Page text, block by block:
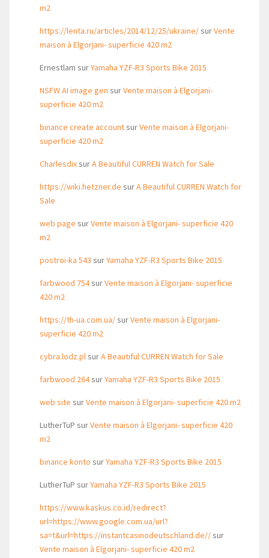
m2
https://lenta.ru/articles/2014/12/25/ukraine/surVente
maison à Elgorjani- superficie 420 m2
Ernestlam surYamaha YZF-R3 Sports Bike 2015
NSFW AI image gen surVente maison à Elgorjani-
superficie 420 m2
binance create accountsurVente maison à Elgorjani-
superficie 420 m2
CharlesdixsurA Beautiful CURREN Watch for Sale
https://wiki.hetzner.de surA Beautiful CURREN Watch for
Sale
web page surVente maison à Elgorjani- superficie 420
m2
postroi-ka 543 surYamaha YZF-R3 Sports Bike 2015
farbwood 754surVente maison à Elgorjani- superficie
420 m2
https://th-ua.com.ua/surVente maison à Elgorjani-
superficie 420 m2
cybra.lodz.plsurA Beautiful CURREN Watch for Sale
farbwood 264surYamaha YZF-R3 Sports Bike 2015
web site surVente maison à Elgorjani- superficie 420 m2
LutherTuP surVente maison à Elgorjani- superficie 420
m2
binance konto surYamaha YZF-R3 Sports Bike 2015
LutherTuP surYamaha YZF-R3 Sports Bike 2015
https://www.kaskus.co.id/redirect?
url=https://www.google.com.ua/url?
sa=t&url=https://instantcasinodeutschland.de//sur
Vente maison à Elgorjani- superficie 420 m2